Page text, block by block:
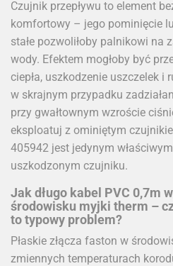
Czujnik przepływu to element
komfortowy – jego pominięcie
stałe pozwoliłoby palnikowi na
wody. Efektem mogłoby być
ciepła, uszkodzenie uszczelek i
w skrajnym przypadku
przy gwałtownym wzroście
eksploatuj z ominiętym
405942 jest jedynym
uszkodzonym czujniku.
Jak długo kabel PVC 0,7m
środowisku myjki therm –
to typowy problem?
Płaskie złącza faston w
zmiennych temperaturach